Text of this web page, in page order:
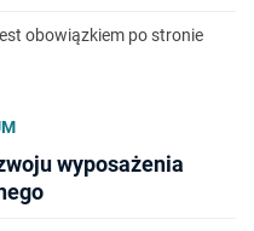
obowiązkiem po stronie
wyposażenia